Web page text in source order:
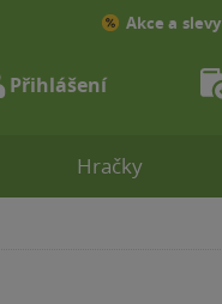
Hračky
Akce a slevy
Přihlášení